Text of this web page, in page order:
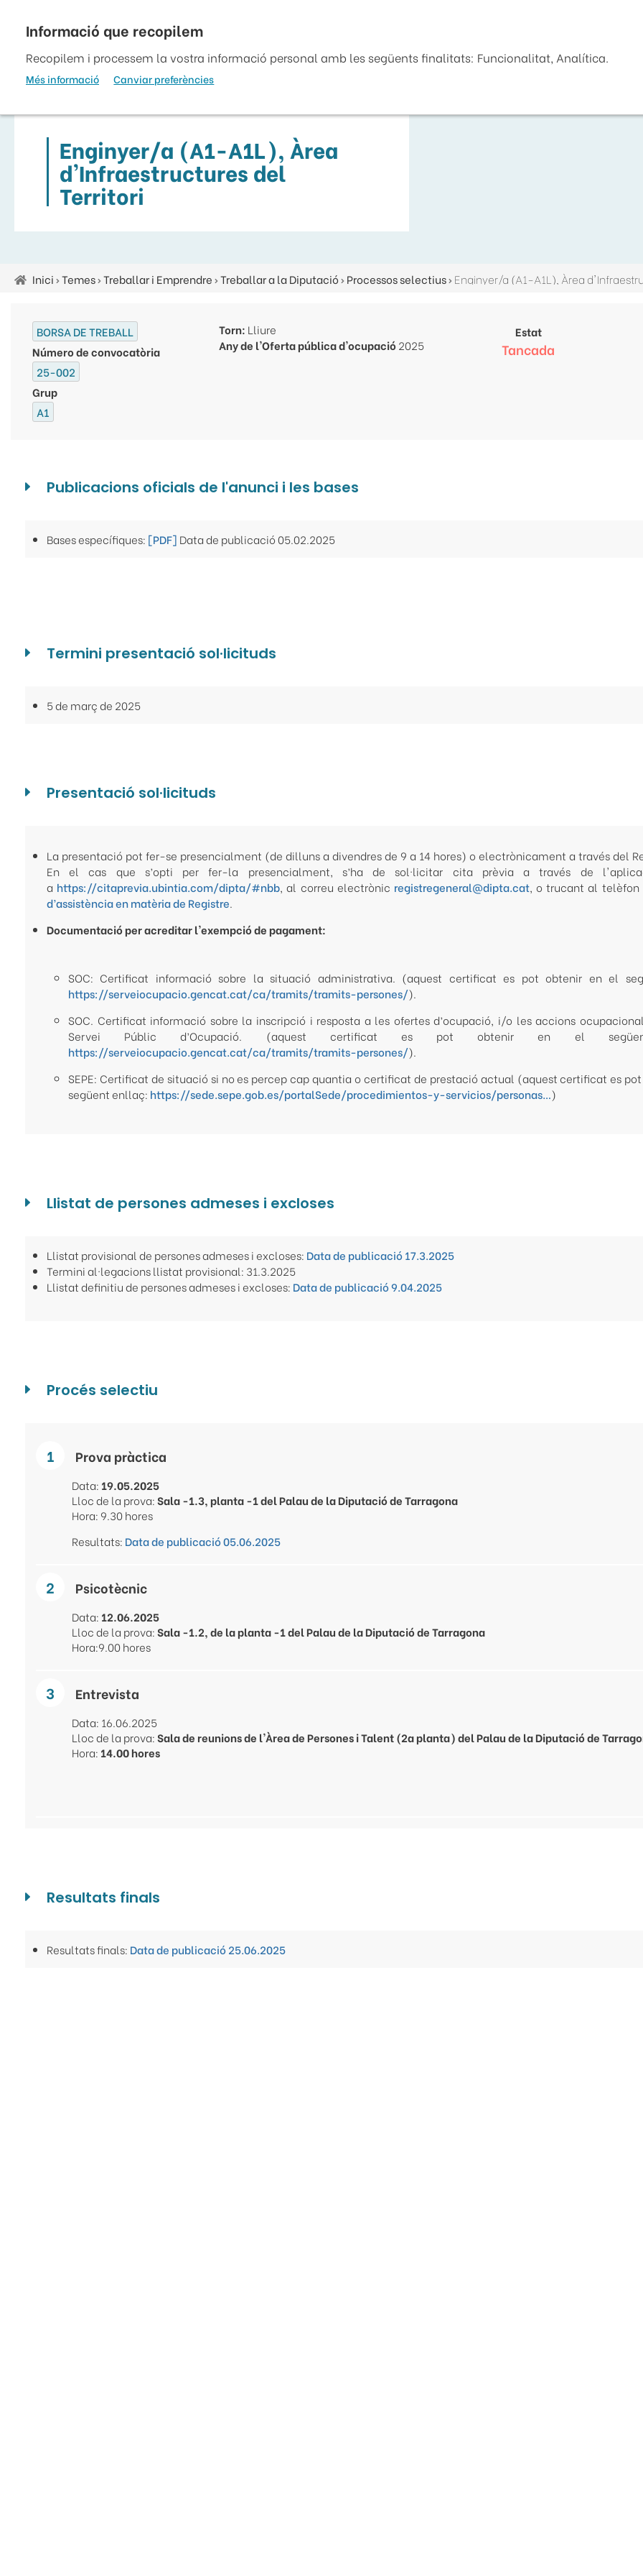
contingut
top
La
Enginyer/a (A1-A1L), Àrea
d'Infraestructures del
Territori
d'ariadna
Inici Temes Treballar i Emprendre Treballar a la Diputació Processos selectius Enginyer/a (A1-A1L), Àrea
BORSA DE TREBALL
Número de convocatòria
25-002
Grup
A1
Torn: Lliure
Any de l'Oferta pública d'ocupació2025
Estat
Tancada
Publicacions oficials de l'anunci i les bases
Bases específiques: [PDF] Data de publicació 05.02.2025
Termini presentació sol·licituds
5 de març de 2025
Presentació sol·licituds
La presentació pot fer-se presencialment (de dilluns a divendres de 9 a 14 hores) o electrònicament a través del
En el cas que s’opti per fer-la presencialment, s’ha de sol·licitar cita prèvia a través de
a https://citaprevia.ubintia.com/dipta/#nbb, al correu electrònic registregeneral@dipta.cat, o trucant al
d’assistència en matèria de Registre.
Documentació per acreditar l'exempció de pagament:
SOC: Certificat informació sobre la situació administrativa. (aquest certificat es pot obtenir en el
https://serveiocupacio.gencat.cat/ca/tramits/tramits-persones/).
SOC. Certificat informació sobre la inscripció i resposta a les ofertes d’ocupació, i/o les accions
Servei Públic d’Ocupació. (aquest certificat es pot obtenir en el
https://serveiocupacio.gencat.cat/ca/tramits/tramits-persones/).
SEPE: Certificat de situació si no es percep cap quantia o certificat de prestació actual (aquest certificat es
següent enllaç: https://sede.sepe.gob.es/portalSede/procedimientos-y-servicios/personas…)
Llistat de persones admeses i excloses
Llistat provisional de persones admeses i excloses: Data de publicació 17.3.2025
Termini al·legacions llistat provisional: 31.3.2025
Llistat definitiu de persones admeses i excloses: Data de publicació 9.04.2025
Procés selectiu
Prova pràctica
Data: 19.05.2025
Lloc de la prova:Sala -1.3, planta -1 del Palau de la Diputació de Tarragona
Hora: 9.30 hores
Resultats: Data de publicació 05.06.2025
Psicotècnic
Data: 12.06.2025
Lloc de la prova:Sala -1.2, de la planta -1 del Palau de la Diputació de Tarragona
Hora:9.00 hores
Entrevista
Data: 16.06.2025
Lloc de la prova:Sala de reunions de l'Àrea de Persones i Talent (2a planta) del Palau de la Diputació de
Hora: 14.00 hores
Resultats finals
Resultats finals: Data de publicació 25.06.2025
Recopilem i processem la vostra informació personal amb les següents finalitats: Funcionalitat, Analítica.
Més informació Canviar preferències